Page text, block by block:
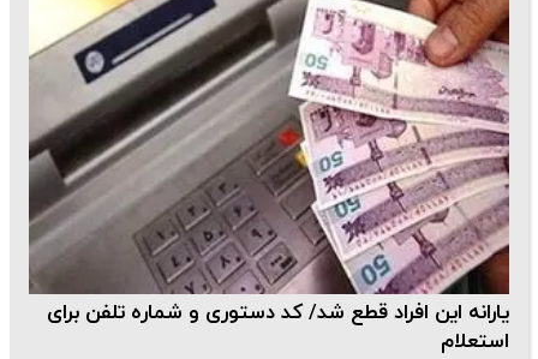
یارانه این افراد قطع شد/ کد دستوری و شماره تلفن برای
استعلام